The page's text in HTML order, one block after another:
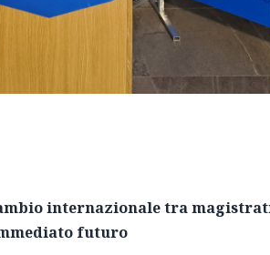
internazionale tra
futuro